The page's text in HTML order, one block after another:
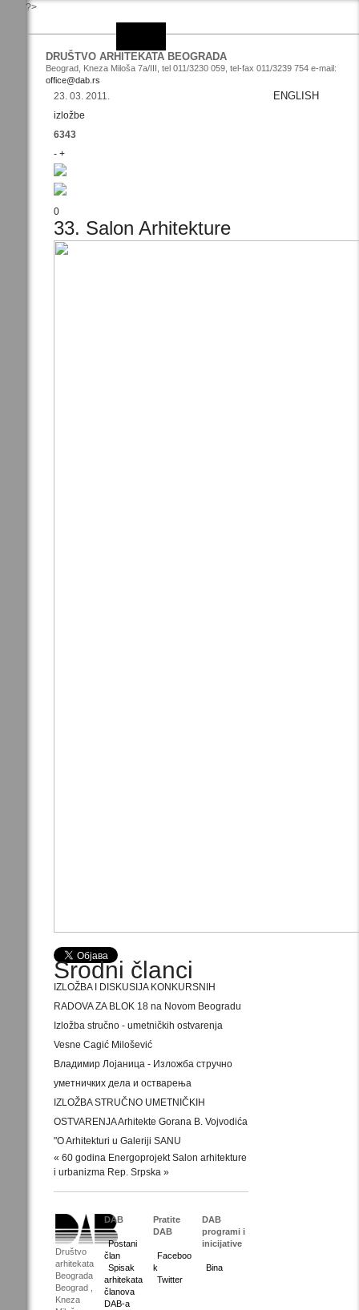
?>
DRUŠTVO ARHITEKATA BEOGRADA
Beograd, Kneza Miloša 7a/III, tel 011/3230 059, tel-fax 011/3239 754 e-mail:
office@dab.rs
ENGLISH
23. 03. 2011.
izložbe
6343
- +
0
33. Salon Arhitekture
Srodni članci
IZLOŽBA I DISKUSIJA KONKURSNIH
RADOVA ZA BLOK 18 na Novom Beogradu
Izložba stručno - umetničkih ostvarenja
Vesne Cagić Milošević
Владимир Лојаница - Изложба стручно
уметничких дела и остварења
IZLOŽBA STRUČNO UMETNIČKIH
OSTVARENJA Arhitekte Gorana B. Vojvodića
"O Arhitekturi u Galeriji SANU
« 60 godina Energoprojekt Salon arhitekture
i urbanizma Rep. Srpska »
Društvo
arhitekata
Beograda
Beograd ,
Kneza
DAB
Postani
član
Spisak
arhitekata
članova
DAB-a
Pratite
DAB
Faceboo
k
Twitter
DAB
programi i
inicijative
Bina